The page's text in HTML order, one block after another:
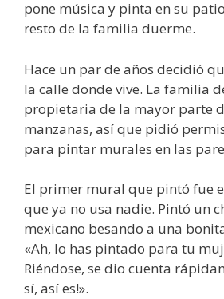
pone música y pinta en su
resto de la familia duerme.
Hace un par de años decidió
la calle donde vive. La familia
propietaria de la mayor parte
manzanas, así que pidió
para pintar murales en las
El primer mural que pintó fue
que ya no usa nadie. Pintó un
mexicano besando a una
«Ah, lo has pintado para tu
Riéndose, se dio cuenta
sí, así es!».